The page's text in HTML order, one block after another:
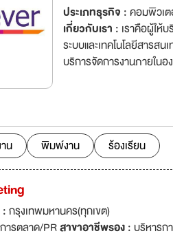
ประเภทธุรกิจ :คอมพิวเ
เกี่ยวกับเรา : เราคือผู้ให้
ระบบและเทคโนโลยีสารส
บริการจัดการงานภายในอ
คลาวด์ระดับโลกที่มีควา
น พิมพ์งาน ร้องเรียน
กรุงเทพมหานคร(ทุกเขต)
การตลาด/PRสาขาอาชีพรอง :บริหารก